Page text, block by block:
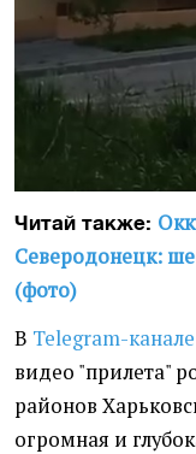
Читай также:
Северодонецк:
(фото)
В Telegram-канале
видео "прилета"
районов
огромная и